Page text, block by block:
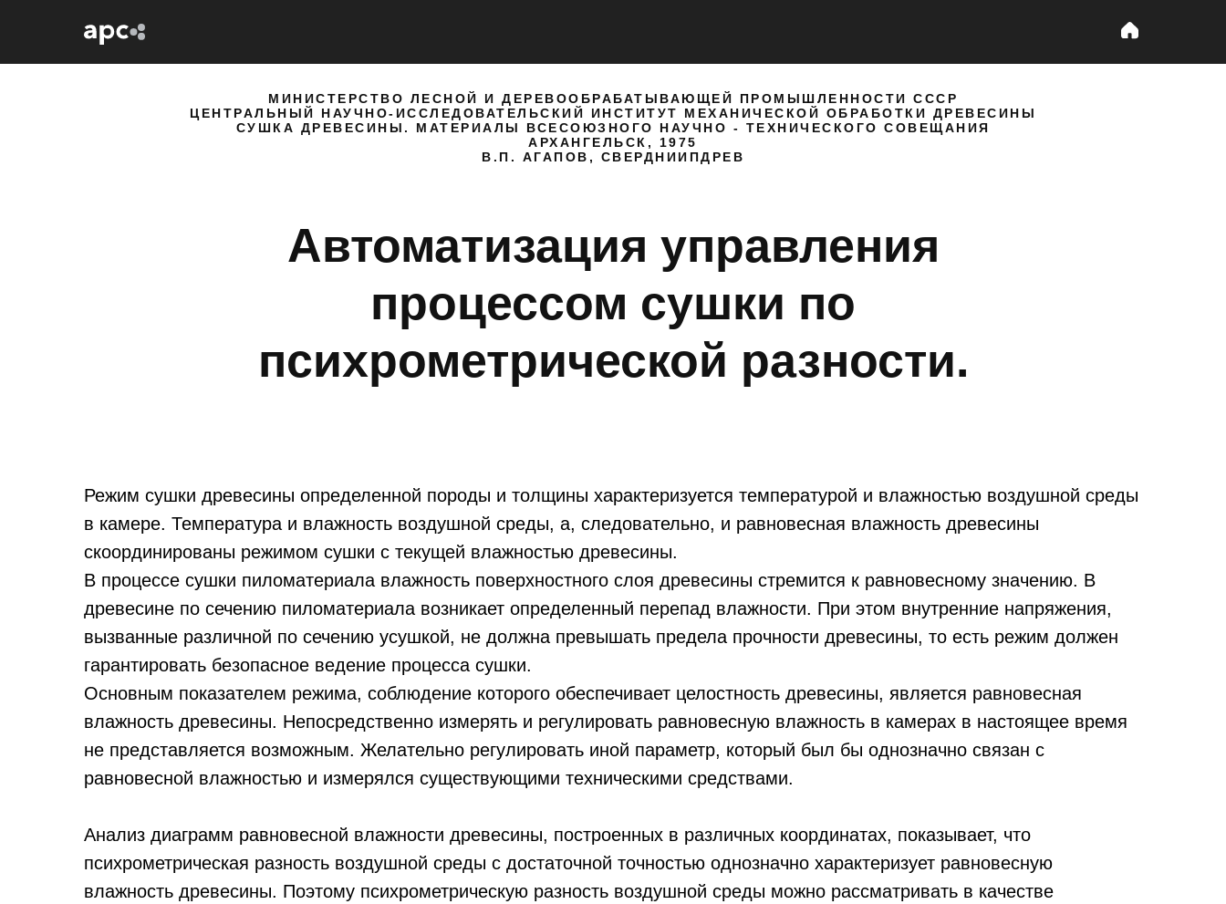
МИНИСТЕРСТВО ЛЕСНОЙ И ДЕРЕВООБРАБАТЫВАЮЩЕЙ ПРОМЫШЛЕННОСТИ СССР
ЦЕНТРАЛЬНЫЙ НАУЧНО-ИССЛЕДОВАТЕЛЬСКИЙ ИНСТИТУТ МЕХАНИЧЕСКОЙ ОБРАБОТКИ ДРЕВЕСИНЫ
СУШКА ДРЕВЕСИНЫ. МАТЕРИАЛЫ ВСЕСОЮЗНОГО НАУЧНО - ТЕХНИЧЕСКОГО СОВЕЩАНИЯ
АРХАНГЕЛЬСК, 1975
В.П. АГАПОВ, СВЕРДНИИПДРЕВ
Автоматизация управления
процессом сушки по
психрометрической разности.
Режим сушки древесины определенной породы и толщины характеризуется температурой и влажностью воздушной среды
в камере. Температура и влажность воздушной среды, а, следовательно, и равновесная влажность древесины
скоординированы режимом сушки с текущей влажностью древесины.
В процессе сушки пиломатериала влажность поверхностного слоя древесины стремит­ся к равновесному значению. В
древесине по сечению пиломатериала возникает опреде­ленный перепад влажности. При этом внутренние напряжения,
вызванные различной по се­чению усушкой, не должна превышать предела прочности древесины, то есть режим должен
гарантировать безопасное ведение процесса сушки.
Основным показателем режима, соблюдение которого обеспечивает целостность древесины, является равновесная
влажность древесины. Непосредственно измерять и регулировать равновесную влажность в камерах в настоящее время
не представляется возможным. Желательно регулировать иной параметр, который был бы однозначно связан с
равновесной влажностью и измерялся существующими техническими средствами.
Анализ диаграмм равновесной влажности древесины, построенных в различных координатах, показывает, что
психрометрическая разность воздушной среды с достаточной точностью однозначно характеризует равновесную
влажность древесины. Поэтому психро­метрическую разность воздушной среды можно рассматривать в качестве